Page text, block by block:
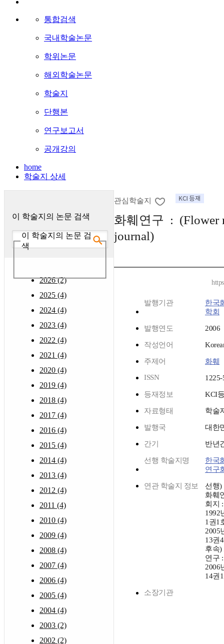
통합검색
국내학술논문
학위논문
해외학술논문
학술지
단행본
연구보고서
공개강의
home
학술지 상세
이 학술지의 논문 검색
이 학술지의 논문 검
색
2026 (2)
2025 (4)
2024 (4)
2023 (4)
2022 (4)
2021 (4)
2020 (4)
2019 (4)
2018 (4)
2017 (4)
2016 (4)
2015 (4)
2014 (4)
2013 (4)
2012 (4)
2011 (4)
2010 (4)
2009 (4)
2008 (4)
2007 (4)
2006 (4)
2005 (4)
2004 (4)
2003 (2)
2002 (2)
관심학술지
화훼연구 : (Flower
journal)
발행기관
한국
학회
발행연도 2006
작성언어
주제어
화훼
ISSN
1225-
등재정보 KCI
자료형태 학술
발행국 대한
간기 반년
선행 학술지명
한국
연구
연관 학술지 정보
선행)
화훼
회지 :
1992
1권1
2005
13권
후속)
연구 :
2006
14권
소장기관